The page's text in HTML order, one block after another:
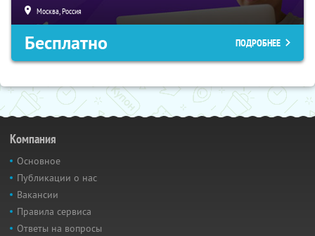
Москва, Россия
Бесплатно ПОДРОБНЕЕ
Компания
Основное
Публикации о нас
Вакансии
Правила сервиса
Ответы на вопросы